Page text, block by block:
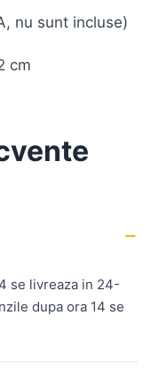
nu sunt incluse)
cm
se livreaza in 24-
dupa ora 14 se